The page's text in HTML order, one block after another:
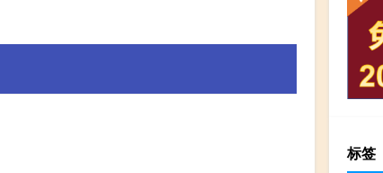
标签